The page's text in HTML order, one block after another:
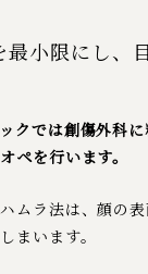
最小限にし、
クでは創傷外科
ペを行います。
ムラ法は、顔の
まいます。